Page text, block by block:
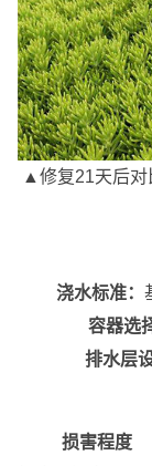
▲修复21天后对
浇水标准：
容器选
排水层
损害程度